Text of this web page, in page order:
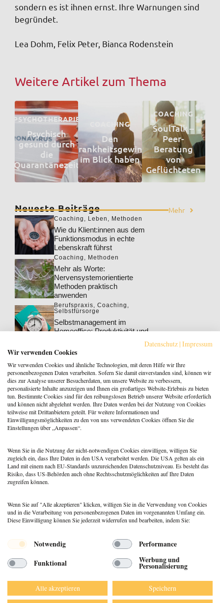
sondern es ist ihnen ernst. Ihre Warnungen sind
begründet.
Lea Dohm, Felix Peter, Bianca Rodenstein
Weitere Artikel zum Thema
PSYCHOTHERAPIE
Psychisch
gesund durch
die
Quarantänezeit
COACHING
Den
Krankheitsgewinn
im Blick haben
COACHING
SoulTalk –
Peer-
Beratung
von
Geflüchteten
Neueste Beiträge Mehr
Coaching Leben Methoden
Wie du Klient:innen aus dem
Funktionsmodus in echte
Lebenskraft führst
Coaching , Methoden
Mehr als Worte:
Nervensystemorientierte
Methoden praktisch
anwenden
Berufspraxis, Coaching ,
Selbstfürsorge
Selbstmanagement im
Homeoffice: Produktivität und
Berufspraxis
Klarheit gewinnt: Gebucht
werden als Coach:in im KI-
Zeitalter
Berufspraxis
Patientenrechtegesetz: 5
typische Irrtümer im Fakten-
Check
Coaching
falschen Fragen? Zeit für ein
Repertoire-Update
Menü
VERLAG GMBH
IMPRESSUM
Datenschutz | Impressum
Wir verwenden Cookies
Wir verwenden Cookies und ähnliche Technologien, mit deren Hilfe wir Ihre
personenbezogenen Daten verarbeiten. Sofern Sie damit einverstanden sind, können wir
dies zur Analyse unserer Besucherdaten, um unsere Website zu verbessern,
personalisierte Inhalte anzuzeigen und Ihnen ein großartiges Website-Erlebnis zu bieten
tun. Bestimmte Cookies sind für den reibungslosen Betrieb unserer Website erforderlich
und können nicht abgelehnt werden. Ihre Daten werden bei der Nutzung von Cookies
teilweise mit Drittanbietern geteilt. Für weitere Informationen und
Einwilligungsmöglichkeiten zu den von uns verwendeten Cookies öffnen Sie die
Einstellungen über „Anpassen“.
Wenn Sie in die Nutzung der nicht-notwendigen Cookies einwilligen, willigen Sie
zugleich ein, dass Ihre Daten in den USA verarbeitet werden. Die USA gelten als ein
Land mit einem nach EU-Standards unzureichenden Datenschutzniveau. Es besteht das
Risiko, dass US-Behörden auch ohne Rechtsschutzmöglichkeiten auf Ihre Daten
zugreifen können.
Wenn Sie auf "Alle akzeptieren" klicken, willigen Sie in die Verwendung von Cookies
und in die Verarbeitung von personenbezogenen Daten im vorgenannten Umfang ein.
Diese Einwilligung können Sie jederzeit widerrufen und bearbeiten, indem Sie:
Notwendig
Performance
Funktional
Werbung und
Personalisierung
Alle akzeptieren
Speichern